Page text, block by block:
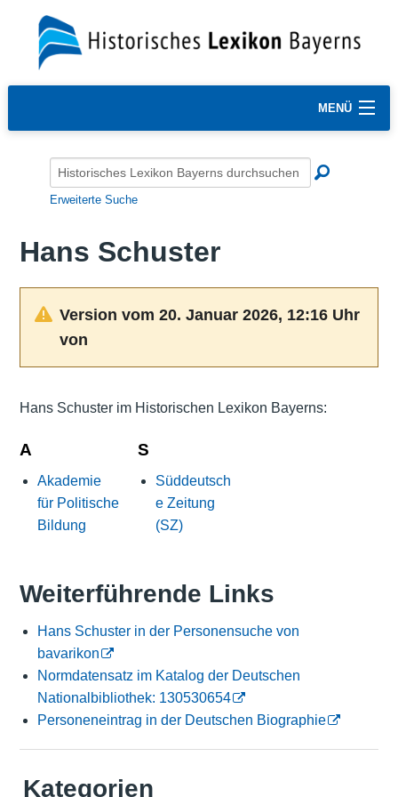
MENÜ
Erweiterte Suche
Hans Schuster
Version vom 20. Januar 2026, 12:16 Uhr
von
Hans Schuster im Historischen Lexikon Bayerns:
A
Akademie
für Politische
Bildung
S
Süddeutsch
e Zeitung
(SZ)
Weiterführende Links
Hans Schuster in der Personensuche von
bavarikon
Normdatensatz im Katalog der Deutschen
Nationalbibliothek: 130530654
Personeneintrag in der Deutschen Biographie
Kategorien